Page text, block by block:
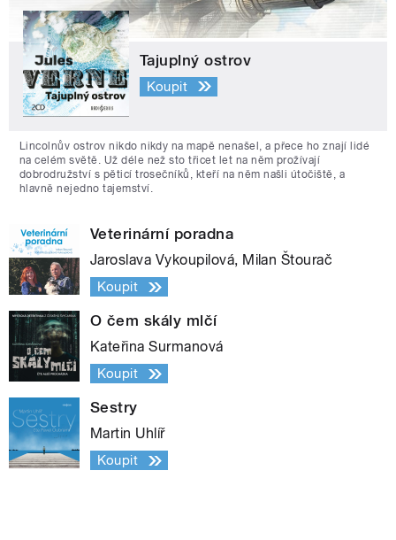
Tajuplný ostrov
Koupit
Lincolnův ostrov nikdo nikdy na mapě nenašel, a přece ho znají lidé
na celém světě. Už déle než sto třicet let na něm prožívají
dobrodružství s pěticí trosečníků, kteří na něm našli útočiště, a
hlavně nejedno tajemství.
Veterinární poradna
Jaroslava Vykoupilová, Milan Štourač
Koupit
O čem skály mlčí
Kateřina Surmanová
Koupit
Sestry
Martin Uhlíř
Koupit